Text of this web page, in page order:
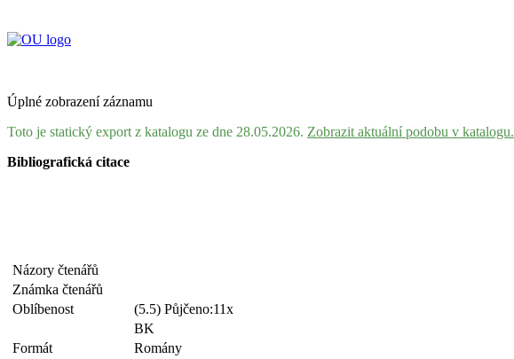
Úplné zobrazení záznamu
Toto je statický export z katalogu ze dne 28.05.2026. Zobrazit aktuální podobu v katalogu.
Bibliografická citace
Názory čtenářů
Známka čtenářů
Oblíbenost
(5.5) Půjčeno:11x
BK
Formát
Romány